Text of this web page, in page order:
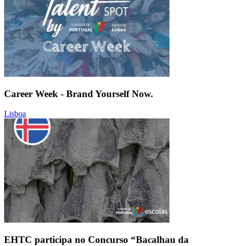
Career Week - Brand Yourself Now.
Lisboa
EHTC participa no Concurso “Bacalhau da